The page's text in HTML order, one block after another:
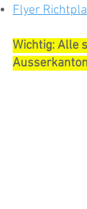
Flyer
Wichtig: Alle